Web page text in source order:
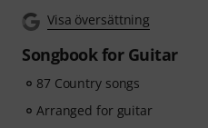
Visa översättning
Songbook for Guitar
87 Country songs
Arranged for guitar